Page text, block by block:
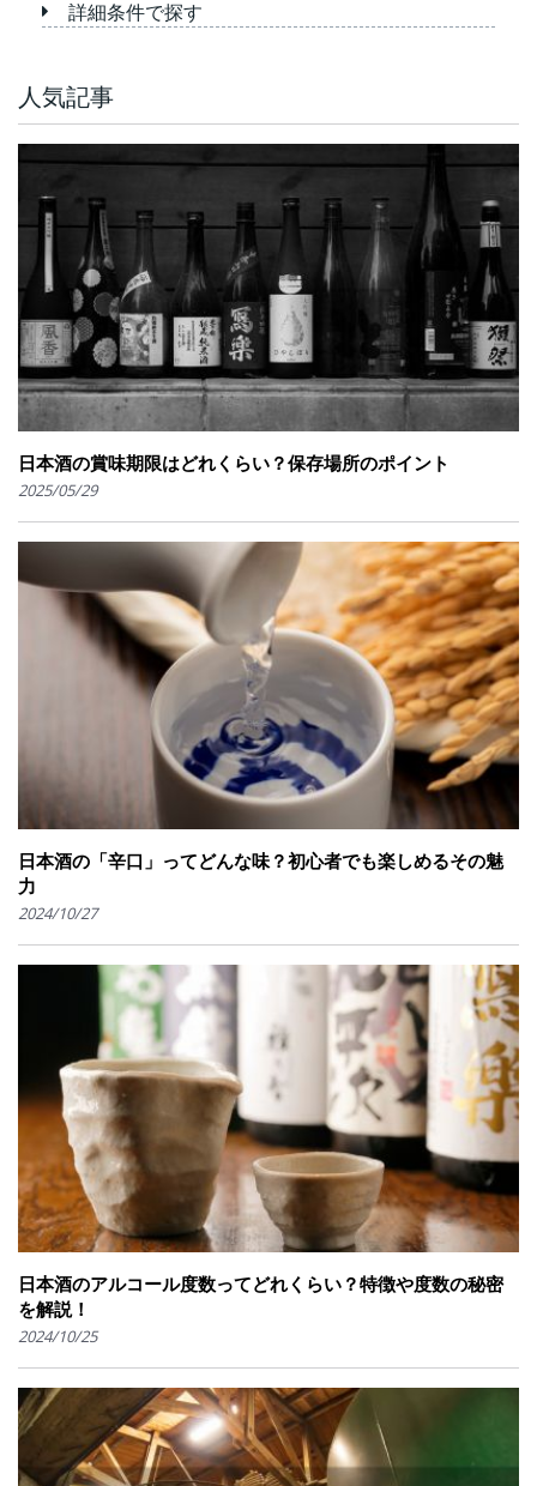
詳細条件で探す
人気記事
日本酒の賞味期限はどれくらい？保存場所のポイント
2025/05/29
日本酒の「辛口」ってどんな味？初心者でも楽しめるその魅
力
2024/10/27
日本酒のアルコール度数ってどれくらい？特徴や度数の秘密
を解説！
2024/10/25